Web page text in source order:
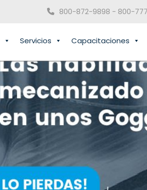
800-872-9898 - 800-
Servicios Capacitaciones